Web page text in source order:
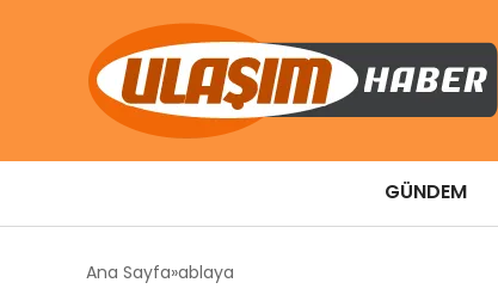
GÜNDEM
Ana Sayfa ablaya